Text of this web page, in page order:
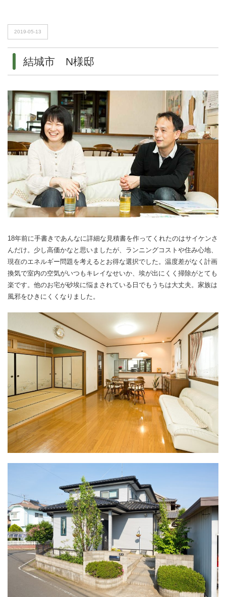
2019-05-13
結城市 N様邸
18年前に手書きであんなに詳細な見積書を作ってくれたのはサイケンさ
んだけ。少し高価かなと思いましたが、ランニングコストや住み心地、
現在のエネルギー問題を考えるとお得な選択でした。温度差がなく計画
換気で室内の空気がいつもキレイなせいか、埃が出にくく掃除がとても
楽です。他のお宅が砂埃に悩まされている日でもうちは大丈夫。家族は
風邪をひきにくくなりました。